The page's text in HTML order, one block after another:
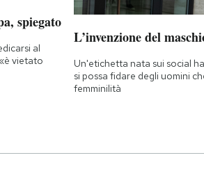
spiegato
al
vietato
L’invenzione del
Un'etichetta nata sui social
si possa fidare degli uomini
femminilità